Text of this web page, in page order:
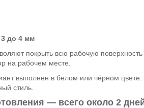
3 до 4 мм
покрыть всю рабочую
на рабочем месте.
выполнен в белом или чёрном
стиль.
— всего около 2